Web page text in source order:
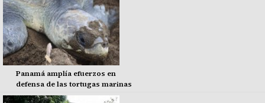
Panamá amplía efuerzos en
defensa de las tortugas marinas